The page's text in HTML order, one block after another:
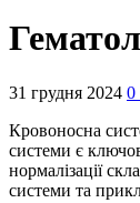
31 грудня 2024 0
Кровоносна
системи є
нормалізації
системи та